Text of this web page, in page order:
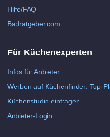
Hilfe/FAQ
Badratgeber.com
Für Küchenexperten
Infos für Anbieter
Werben auf Küchenfinder: Top-
Küchenstudio eintragen
Anbieter-Login